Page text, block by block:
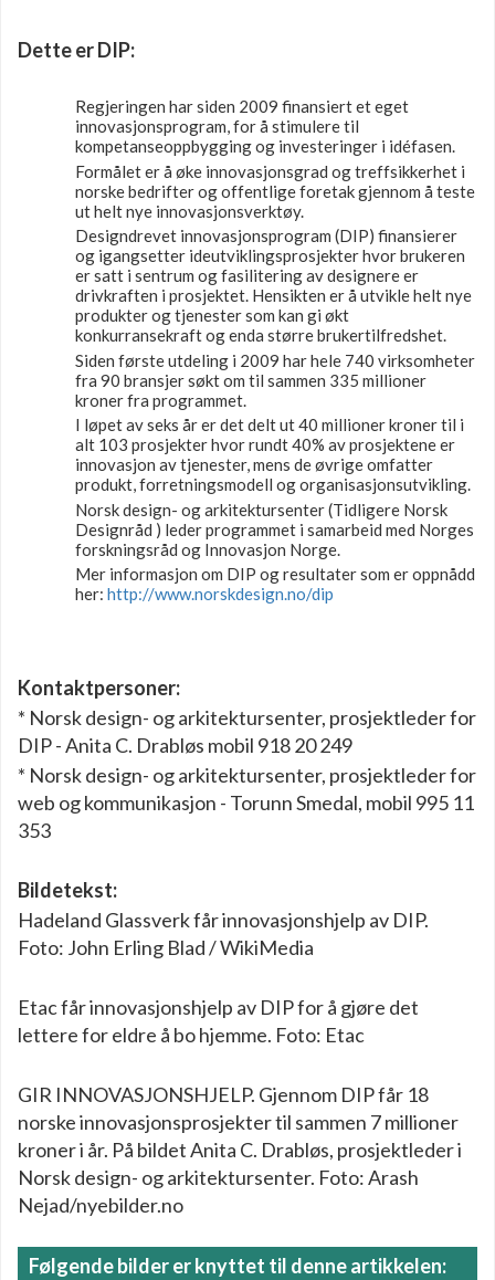
Dette er DIP:
Regjeringen har siden 2009 finansiert et eget
innovasjonsprogram, for å stimulere til
kompetanseoppbygging og investeringer i idéfasen.
Formålet er å øke innovasjonsgrad og treffsikkerhet i
norske bedrifter og offentlige foretak gjennom å teste
ut helt nye innovasjonsverktøy.
Designdrevet innovasjonsprogram (DIP) finansierer
og igangsetter ideutviklingsprosjekter hvor brukeren
er satt i sentrum og fasilitering av designere er
drivkraften i prosjektet. Hensikten er å utvikle helt nye
produkter og tjenester som kan gi økt
konkurransekraft og enda større brukertilfredshet.
Siden første utdeling i 2009 har hele 740 virksomheter
fra 90 bransjer søkt om til sammen 335 millioner
kroner fra programmet.
I løpet av seks år er det delt ut 40 millioner kroner til i
alt 103 prosjekter hvor rundt 40% av prosjektene er
innovasjon av tjenester, mens de øvrige omfatter
produkt, forretningsmodell og organisasjonsutvikling.
Norsk design- og arkitektursenter (Tidligere Norsk
Designråd ) leder programmet i samarbeid med Norges
forskningsråd og Innovasjon Norge.
Mer informasjon om DIP og resultater som er oppnådd
her: http://www.norskdesign.no/dip
Kontaktpersoner:
* Norsk design- og arkitektursenter, prosjektleder for
DIP - Anita C. Drabløs mobil 918 20 249
* Norsk design- og arkitektursenter, prosjektleder for
web og kommunikasjon - Torunn Smedal, mobil 995 11
353
Bildetekst:
Hadeland Glassverk får innovasjonshjelp av DIP.
Foto: John Erling Blad / WikiMedia
Etac får innovasjonshjelp av DIP for å gjøre det
lettere for eldre å bo hjemme. Foto: Etac
GIR INNOVASJONSHJELP. Gjennom DIP får 18
norske innovasjonsprosjekter til sammen 7 millioner
kroner i år. På bildet Anita C. Drabløs, prosjektleder i
Norsk design- og arkitektursenter. Foto: Arash
Nejad/nyebilder.no
Følgende bilder er knyttet til denne artikkelen: